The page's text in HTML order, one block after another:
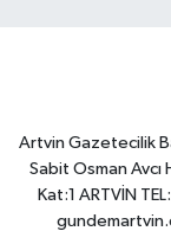
Artvin Gazetecilik
Sabit Osman
Kat:1 ARTVİN